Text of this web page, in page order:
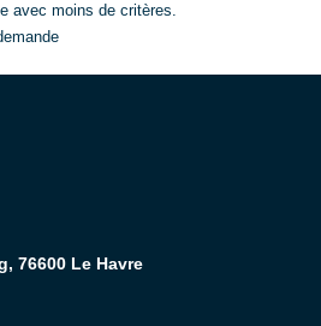
AGENCES
SERVICES
avec moins de critères.
76600 Le Havre